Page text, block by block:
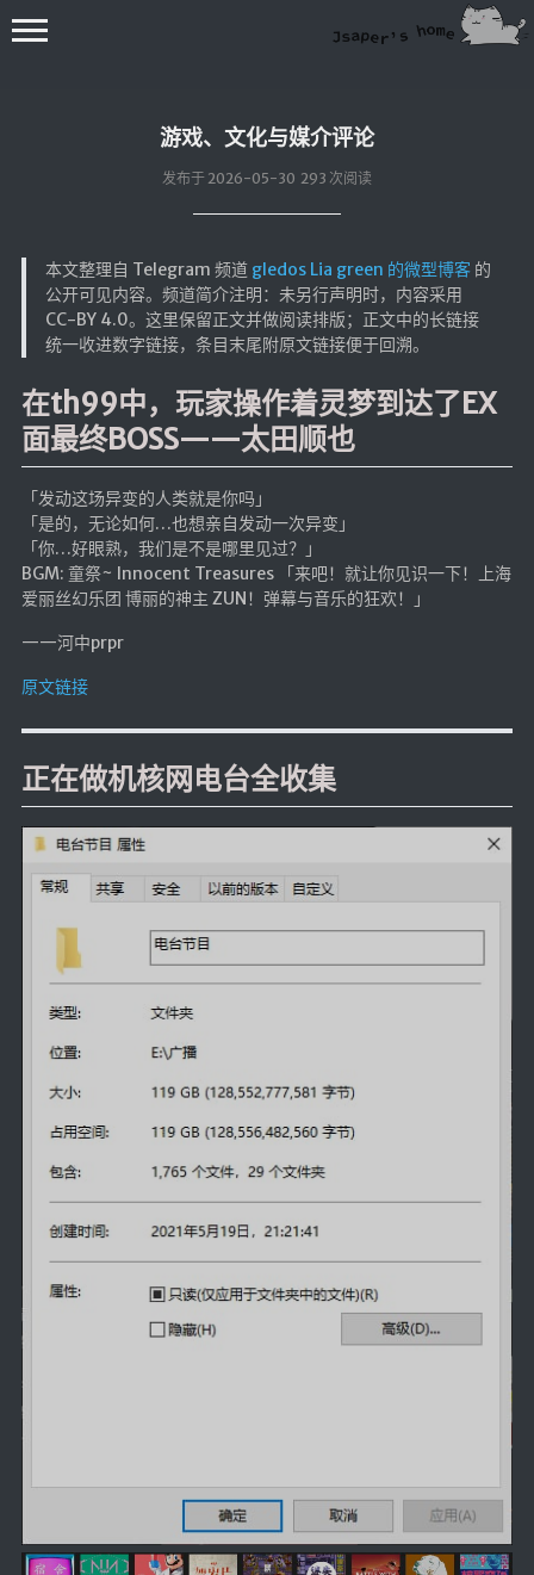
游戏、文化与媒介评论
发布于 2026-05-30 293 次阅读
本文整理自 Telegram 频道 gledos Lia green 的微型博客的
公开可见内容。频道简介注明：未另行声明时，内容采用
CC-BY 4.0。这里保留正文并做阅读排版；正文中的长链接
统一收进数字链接，条目末尾附原文链接便于回溯。
在th99中，玩家操作着灵梦到达了EX
面最终BOSS——太田顺也
「发动这场异变的人类就是你吗」
「是的，无论如何…也想亲自发动一次异变」
「你…好眼熟，我们是不是哪里见过？」
BGM: 童祭~ Innocent Treasures 「来吧！就让你见识一下！上海
爱丽丝幻乐团 博丽的神主 ZUN！弹幕与音乐的狂欢！」
——河中prpr
原文链接
正在做机核网电台全收集
💻在线桌面
bing壁纸
🔥排行榜
导航站
综合导航
合集网
鱼塘热榜
航拍全景
暗网导航
简易代理
网页代理备用
Google访问助手
🎬在线影视
星视界
影视无广告
在线影视备用
在线影视 备用1
在线影视 备用2
英美日韩剧
在线影视新增
导航站
视频教程
直播聚合